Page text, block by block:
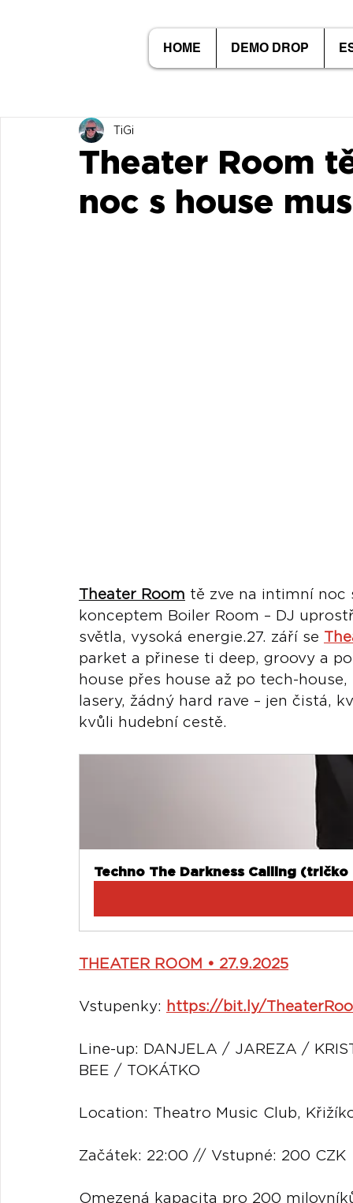
HOME DEMO DROP
Theater Room
noc s house
TiGi
Theater Room tě zve na intimní
konceptem Boiler Room – DJ
světla, vysoká energie.27. září se
parket a přinese ti deep, groovy a
house přes house až po tech-
lasery, žádný hard rave – jen čistá,
kvůli hudební cestě.
Techno The Darkness Calling (tričko
THEATER ROOM • 27.9.2025
Vstupenky: https://bit.ly/
Line-up: DANJELA / JAREZA /
BEE / TOKÁTKO
Location: Theatro Music Club,
Začátek: 22:00 // Vstupné: 200 CZK
Omezená kapacita pro 200